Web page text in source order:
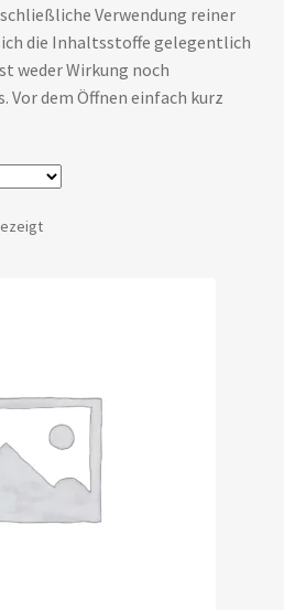
Verwendung reiner
die Inhaltsstoffe gelegentlich
weder Wirkung noch
Vor dem Öffnen einfach kurz